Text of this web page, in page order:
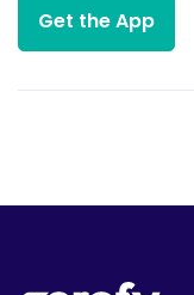
Get the App